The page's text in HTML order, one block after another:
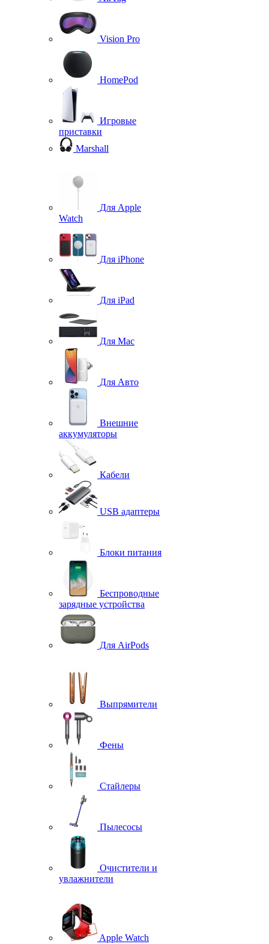
Vision Pro
HomePod
Игровые
приставки
Marshall
Для Apple
Watch
Для iPhone
Для iPad
Для Mac
Для Авто
Внешние
аккумуляторы
Кабели
USB адаптеры
Блоки питания
Беспроводные
зарядные устройства
Для AirPods
Выпрямители
Фены
Стайлеры
Пылесосы
Очистители и
увлажнители
Apple Watch